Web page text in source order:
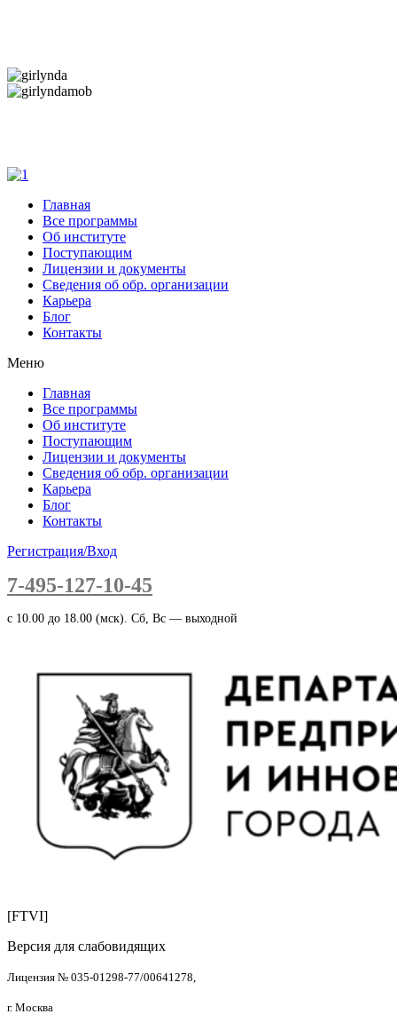
Главная
Все программы
Об институте
Поступающим
Лицензии и документы
Сведения об обр. организации
Карьера
Блог
Контакты
Меню
Главная
Все программы
Об институте
Поступающим
Лицензии и документы
Сведения об обр. организации
Карьера
Блог
Контакты
Регистрация/Вход
7-495-127-10-45
c 10.00 до 18.00 (мск). Сб, Вс — выходной
[FTVI]
Версия для слабовидящих
Лицензия № 035-01298-77/00641278,
г. Москва